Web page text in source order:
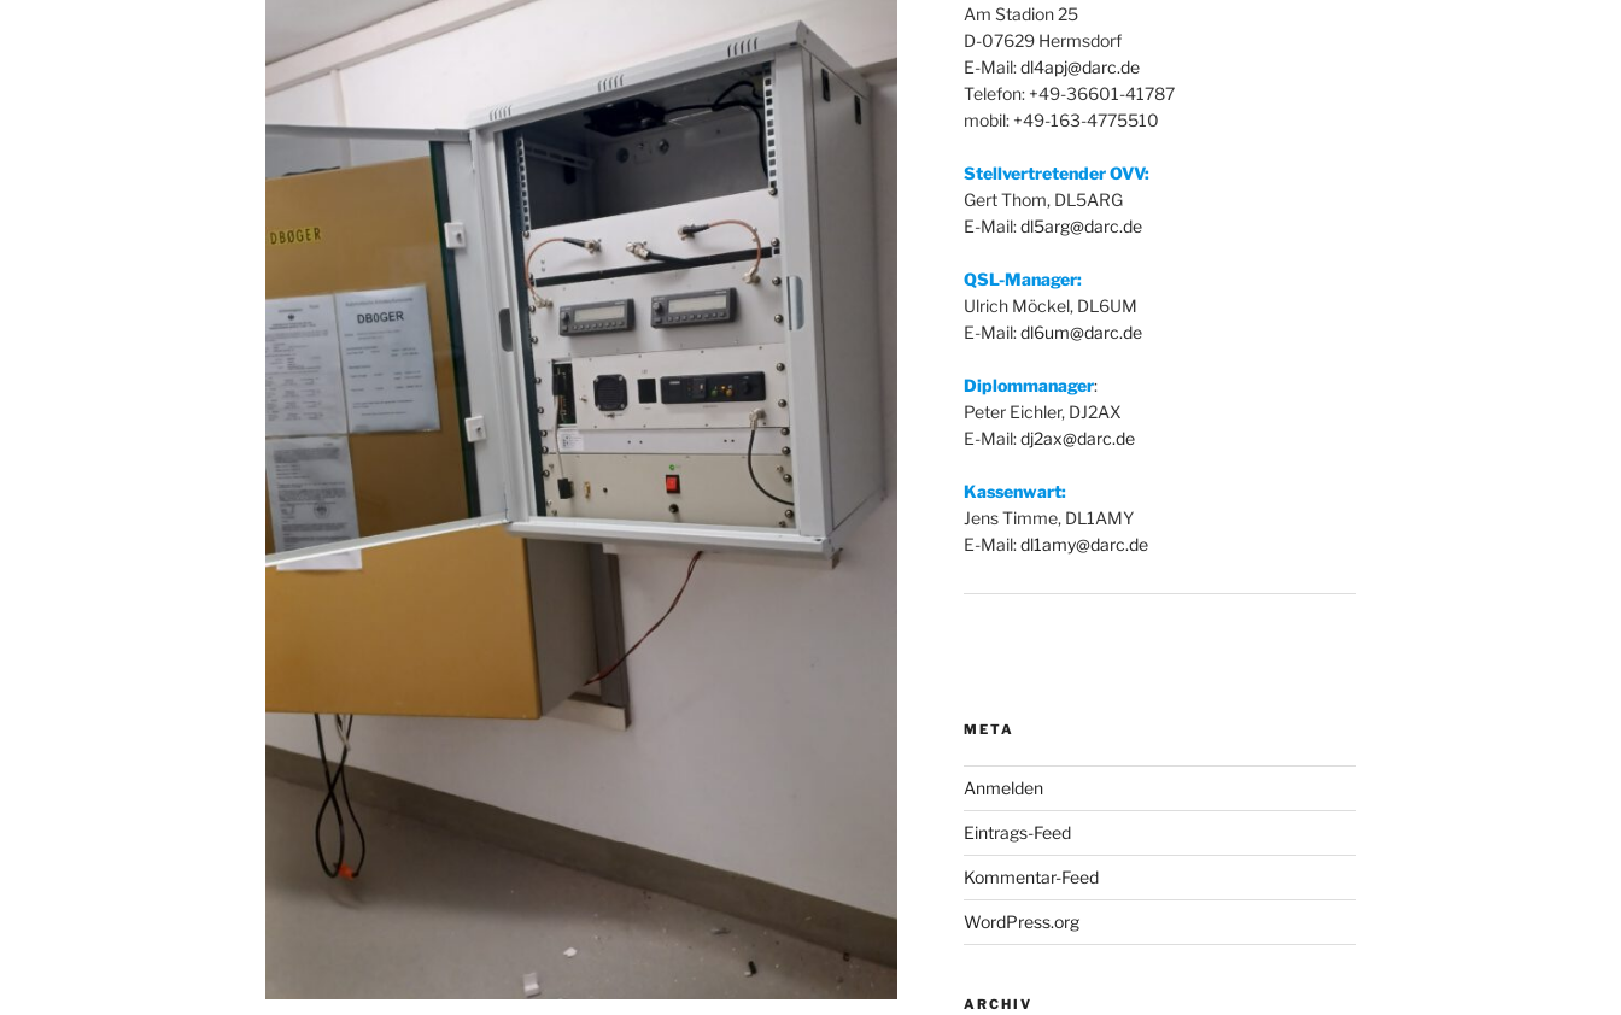
Am Stadion 25
D-07629 Hermsdorf
E-Mail:dl4apj@darc.de
Telefon: +49-36601-41787
mobil: +49-163-4775510
Stellvertretender OVV:
Gert Thom, DL5ARG
E-Mail:dl5arg@darc.de
QSL-Manager:
Ulrich Möckel, DL6UM
E-Mail:dl6um@darc.de
Diplommanager:
Peter Eichler, DJ2AX
E-Mail:dj2ax@darc.de
Kassenwart:
Jens Timme, DL1AMY
E-Mail:dl1amy@darc.de
META
Anmelden
Eintrags-Feed
Kommentar-Feed
WordPress.org
ARCHIV